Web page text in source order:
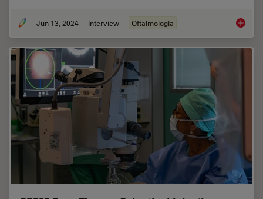
Jun 13, 2024 Interview Oftalmología Buying